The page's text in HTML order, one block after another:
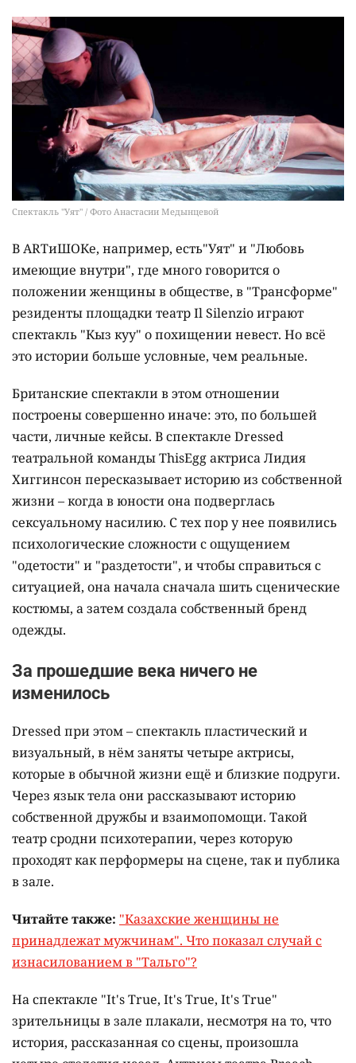
Спектакль "Уят" / Фото Анастасии Медынцевой
В ARTиШОКе, например, есть"Уят" и "Любовь
имеющие внутри", где много говорится о
положении женщины в обществе, в "Трансформе"
резиденты площадки театр Il Silenzio играют
спектакль "Кыз куу" о похищении невест. Но всё
это истории больше условные, чем реальные.
Британские спектакли в этом отношении
построены совершенно иначе: это, по большей
части, личные кейсы. В спектакле Dressed
театральной команды ThisEgg актриса Лидия
Хиггинсон пересказывает историю из собственной
жизни – когда в юности она подверглась
сексуальному насилию. С тех пор у нее появились
психологические сложности с ощущением
"одетости" и "раздетости", и чтобы справиться с
ситуацией, она начала сначала шить сценические
костюмы, а затем создала собственный бренд
одежды.
За прошедшие века ничего не
изменилось
Dressed при этом – спектакль пластический и
визуальный, в нём заняты четыре актрисы,
которые в обычной жизни ещё и близкие подруги.
Через язык тела они рассказывают историю
собственной дружбы и взаимопомощи. Такой
театр сродни психотерапии, через которую
проходят как перформеры на сцене, так и публика
в зале.
Читайте также: "Казахские женщины не
принадлежат мужчинам". Что показал случай с
изнасилованием в "Тальго"?
На спектакле "It's True, It's True, It's True"
зрительницы в зале плакали, несмотря на то, что
история, рассказанная со сцены, произошла